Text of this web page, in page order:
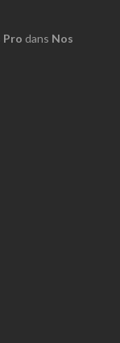
Pro dans Nos